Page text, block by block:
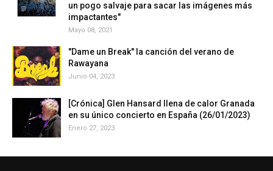
un pogo salvaje para sacar las imágenes más
impactantes"
Mayo 08, 2021
"Dame un Break" la canción del verano de
Rawayana
Junio 04, 2023
[Crónica] Glen Hansard llena de calor Granada
en su único concierto en España (26/01/2023)
Enero 27, 2023